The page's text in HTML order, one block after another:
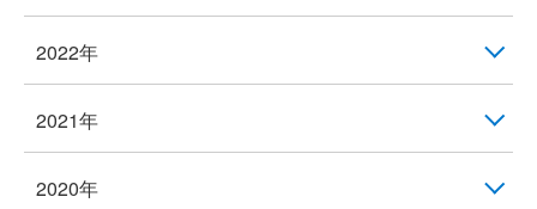
2022年
2021年
2020年